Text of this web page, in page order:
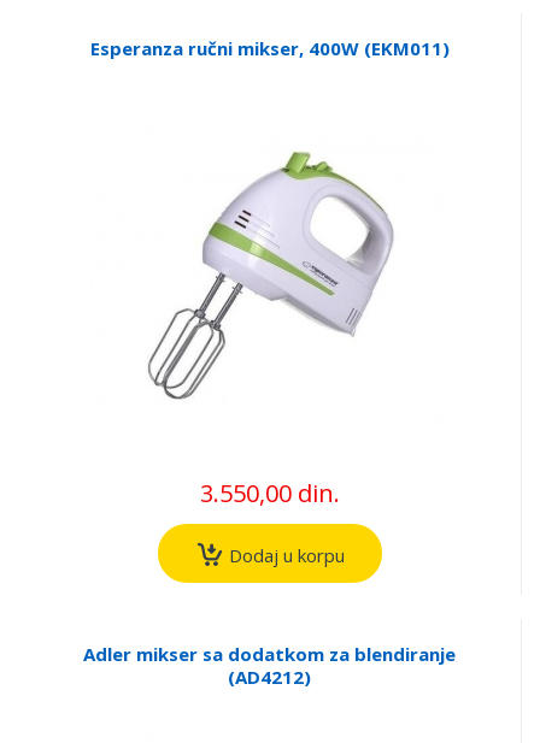
Esperanza ručni mikser, 400W (EKM011)
3.550,00 din.
Dodaj u korpu
Adler mikser sa dodatkom za blendiranje
(AD4212)